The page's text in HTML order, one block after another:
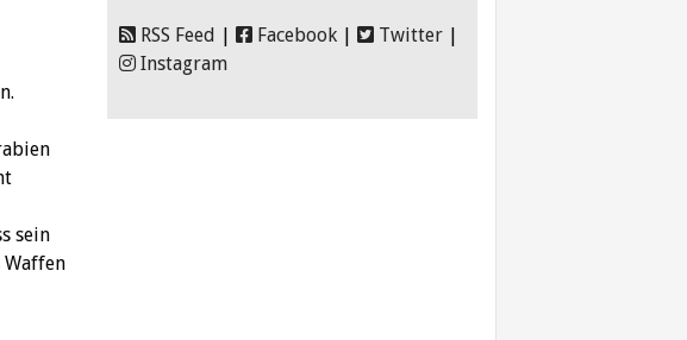
sein
Waffen
RSS Feed Facebook Twitter
Instagram